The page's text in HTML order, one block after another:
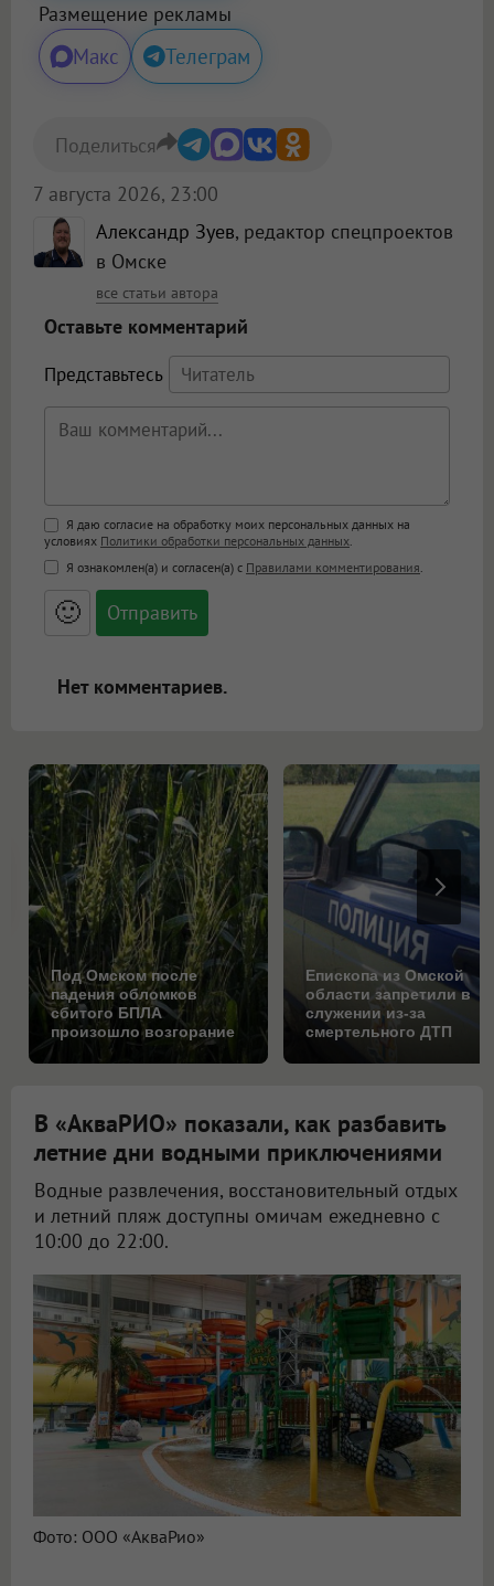
Размещение рекламы
Макс Телеграм
Александр Зуев, редактор спецпроектов
в Омске
все статьи автора
7 августа 2026, 23:00
Поделиться
Оставьте комментарий
Представьтесь
Поддержка HTML
<b>, <strong>, <u>, <i>, <em>, <s>, <big>,
<small>, <sup>, <sub>, <pre>, <ul>, <ol>, <li>,
<blockquote>, <code> экранирует HTML,
адреса URL автоматически становятся
ссылками, и [img]адрес[/img] будет
Я даю согласие на обработку моих персональных данных на
условиях Политики обработки персональных данных
Я ознакомлен(а) и согласен(а) с Правилами комментирования
🙂
Нет комментариев.
Под Омском после
падения обломков
сбитого БПЛА
произошло возгорание
Епископа из Омской
области запретили в
служении из-за
смертельного ДТП
В «АкваРИО» показали, как разбавить
летние дни водными приключениями
Водные развлечения, восстановительный отдых
и летний пляж доступны омичам ежедневно с
10:00 до 22:00.
Фото: ООО «АкваРио»